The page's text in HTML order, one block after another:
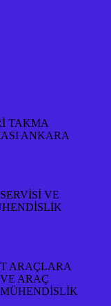
TAKMA
ANKARA
VE